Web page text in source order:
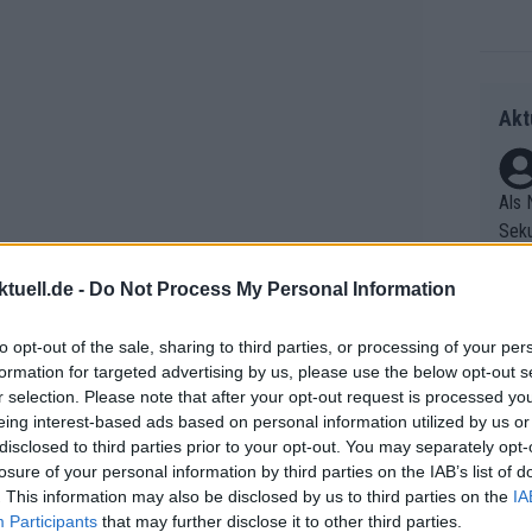
- Do Not Process My Personal Information
opt-out of the sale, sharing to third parties, or processing of your
for targeted advertising by us, please use the below opt-out
selection. Please note that after your opt-out request is processed
interest-based ads based on personal information utilized by us
to third parties prior to your opt-out. You may separately
of your personal information by third parties on the IAB’s list of
This information may also be disclosed by us to third parties on the
Participants that may further disclose it to other third parties.
erneut offengelegt hat.
ein Ausreißversuch von Mathieu
Als
er
rifft
Die
as
ür
ss
as
et.